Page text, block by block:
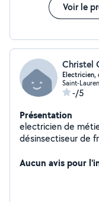
Voir le
Christel
Electricien,
Saint-
-/5
Présentation
electricien de
désinsectiseur de
Aucun avis pour